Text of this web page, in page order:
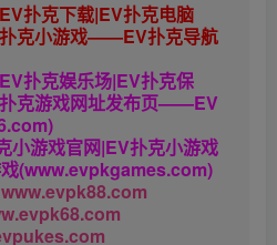
扑克下载|EV扑克电脑
克小游戏——EV扑克导航
扑克娱乐场|EV扑克保
克游戏网址发布页——EV
小游戏官网|EV扑克小游戏
(www.evpkgames.com)
www.evpk88.com